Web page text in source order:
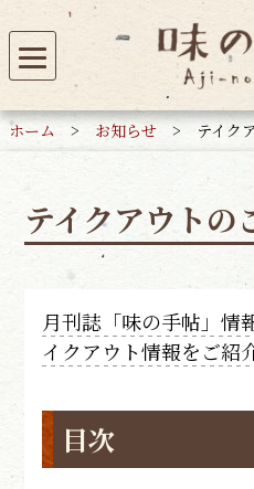
ホーム > お知らせ > テイク
テイクアウトの
月刊誌「味の手帖」情
イクアウト情報をご紹
目次